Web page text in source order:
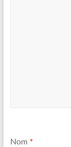
Nom *